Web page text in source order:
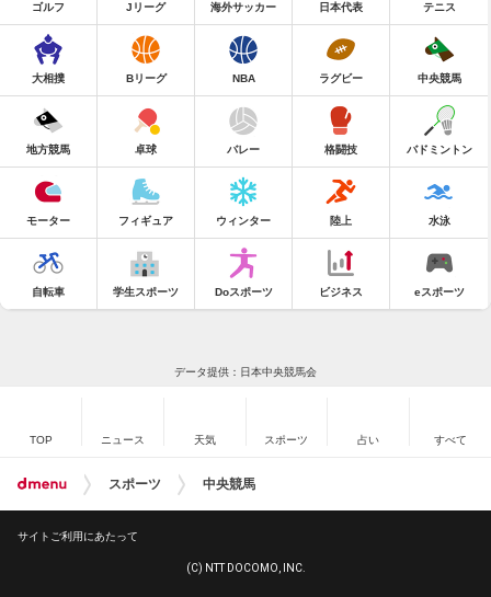
ゴルフ Jリーグ 海外サッカー 日本代表 テニス
大相撲 Bリーグ NBA ラグビー 中央競馬
地方競馬 卓球 バレー 格闘技 バドミントン
モーター フィギュア ウィンター 陸上 水泳
自転車 学生スポーツ Doスポーツ ビジネス eスポーツ
データ提供：日本中央競馬会
TOP ニュース 天気 スポーツ 占い すべて
スポーツ 中央競馬
サイトご利用にあたって
(C) NTT DOCOMO, INC.